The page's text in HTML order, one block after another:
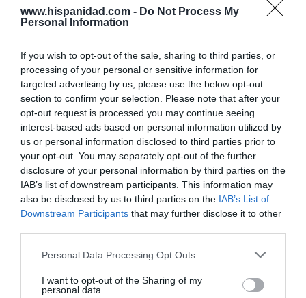
www.hispanidad.com - Do Not Process My
Personal Information
If you wish to opt-out of the sale, sharing to third parties, or
processing of your personal or sensitive information for
targeted advertising by us, please use the below opt-out
section to confirm your selection. Please note that after your
opt-out request is processed you may continue seeing
interest-based ads based on personal information utilized by
us or personal information disclosed to third parties prior to
your opt-out. You may separately opt-out of the further
disclosure of your personal information by third parties on the
IAB’s list of downstream participants. This information may
also be disclosed by us to third parties on the IAB’s List of
Downstream Participants that may further disclose it to other
Personal Data Processing Opt Outs
I want to opt-out of the Sharing of my
personal data.
Artículos anteriores
DIARIO DE LA CORRUPCIÓN SANCHISTA
Diario de la corrupción sanchista. Bolaños
se reunió en el año 2025 hasta seis veces
con Zapatero, mientras se desarrollaba la
investigación judicial sobre la aerolínea
Plus Ultra
por Redacción
Artículos anteriores
Enormes minucias
por Eulogio López